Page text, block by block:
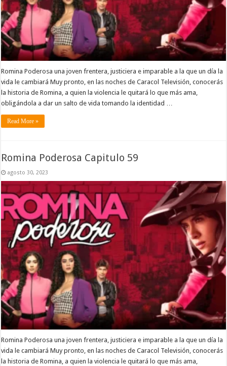
Romina Poderosa una joven frentera, justiciera e imparable a la que un día la
vida le cambiará Muy pronto, en las noches de Caracol Televisión, conocerás
la historia de Romina, a quien la violencia le quitará lo que más ama,
obligándola a dar un salto de vida tomando la identidad …
Read More »
Romina Poderosa Capitulo 59
agosto 30, 2023
Romina Poderosa una joven frentera, justiciera e imparable a la que un día la
vida le cambiará Muy pronto, en las noches de Caracol Televisión, conocerás
la historia de Romina, a quien la violencia le quitará lo que más ama,